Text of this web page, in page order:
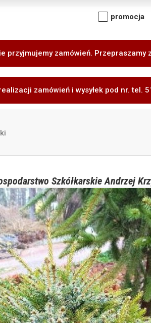
promocja
przyjmujemy zamówień. Przepraszamy
zamówień i wysyłek pod nr. tel.
Szkółkarskie Andrzej